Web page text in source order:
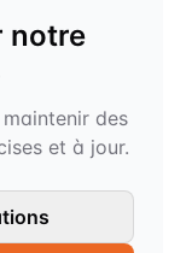
notre
des
et à jour.